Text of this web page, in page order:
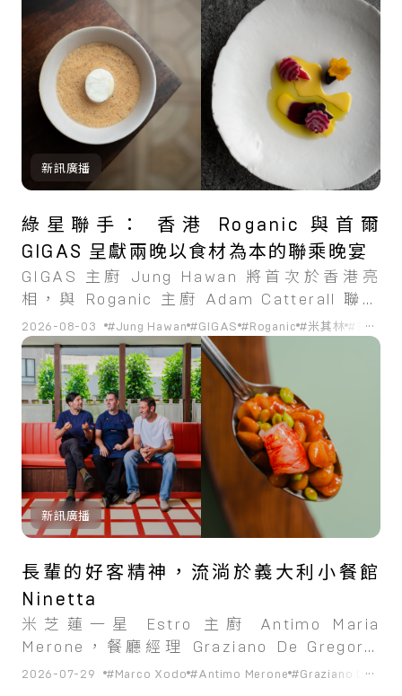
新訊廣播
綠星聯手： 香港 Roganic 與首爾
GIGAS 呈獻兩晚以食材為本的聯乘晚宴
GIGAS 主廚 Jung Hawan 將首次於香港亮
相，與 Roganic 主廚 Adam Catterall 聯袂
獻藝。
2026-08-03 #Jung Hawan #GIGAS #Roganic #米其林 #香港
...
新訊廣播
長輩的好客精神，流淌於義大利小餐館
Ninetta
米芝蓮一星 Estro 主廚 Antimo Maria
Merone，餐廳經理 Graziano De Gregorio
以及前 Testina 主廚 Marco Xodo 共同創
2026-07-29 #Marco Xodo #Antimo Merone #Graziano De
...